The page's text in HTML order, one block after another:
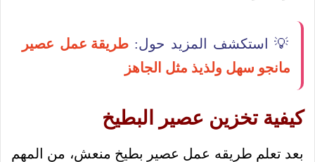
💡 استكشف المزيد حول: طريقة عمل عصير
مانجو سهل ولذيذ مثل الجاهز
كيفية تخزين عصير البطيخ
بعد تعلم طريقه عمل عصير بطيخ منعش، من المهم